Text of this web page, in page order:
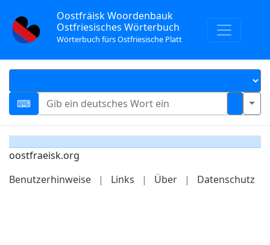
Oostfräisk Woordenbauk
Ostfriesisches Wörterbuch
Wörterbuch fürs Ostfriesische Platt
oostfraeisk.org
Benutzerhinweise
| Links | Über | Datenschutz